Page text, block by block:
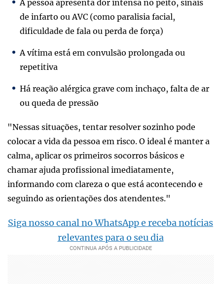
A pessoa apresenta dor intensa no peito, sinais
de infarto ou AVC (como paralisia facial,
dificuldade de fala ou perda de força)
A vítima está em convulsão prolongada ou
repetitiva
Há reação alérgica grave com inchaço, falta de ar
ou queda de pressão
"Nessas situações, tentar resolver sozinho pode
colocar a vida da pessoa em risco. O ideal é manter a
calma, aplicar os primeiros socorros básicos e
chamar ajuda profissional imediatamente,
informando com clareza o que está acontecendo e
seguindo as orientações dos atendentes."
Siga nosso canal no WhatsApp e receba notícias
relevantes para o seu dia